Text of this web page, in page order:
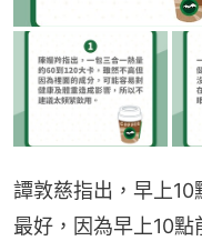
譚敦慈指出，早上
最好，因為早上10